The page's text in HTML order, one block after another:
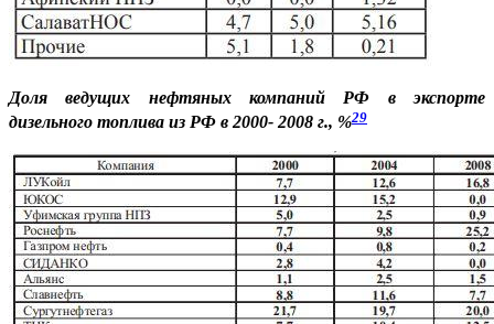
Доля ведущих нефтяных компаний РФ в экспорте
дизельного топлива из РФ в 2000- 2008 г., %29